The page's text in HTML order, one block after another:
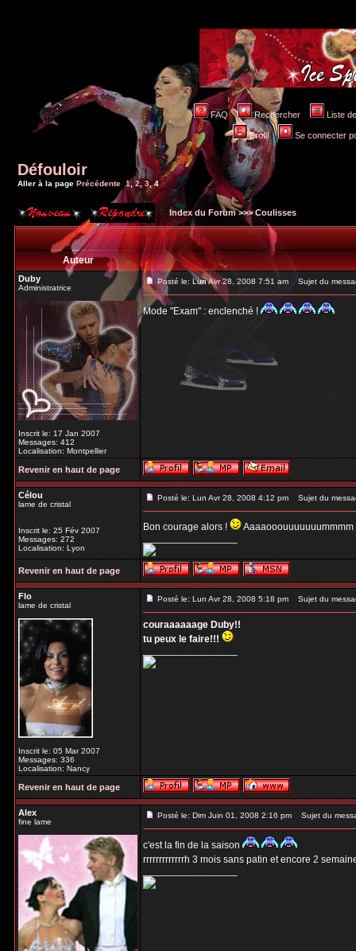
FAQ Rechercher Liste
Profil Se connecter
Défouloir
Aller à la page Précédente 1,2 3,4
Index du Forum>>>Coulisses
Auteur
Duby
Administratrice
Inscrit le: 17 Jan 2007
Messages: 412
Localisation: Montpellier
Posté le: Lun Avr 28, 2008 7:51 am Sujet du
Mode "Exam" : enclenché !
Revenir en haut de page
Célou
lame de cristal
Inscrit le: 25 Fév 2007
Messages: 272
Localisation: Lyon
Posté le: Lun Avr 28, 2008 4:12 pm Sujet du
Bon courage alors !
Aaaaooouuuuuuummmm
_________________
Revenir en haut de page
Flo
lame de cristal
Inscrit le: 05 Mar 2007
Messages: 336
Localisation: Nancy
Posté le: Lun Avr 28, 2008 5:18 pm Sujet du
couraaaaaage Duby!!
tu peux le faire!!!
_________________
Revenir en haut de page
Alex
fine lame
Posté le: Dim Juin 01, 2008 2:16 pm Sujet du
c'est la fin de la saison
rrrrrrrrrrrrrh 3 mois sans patin et encore 2
_________________